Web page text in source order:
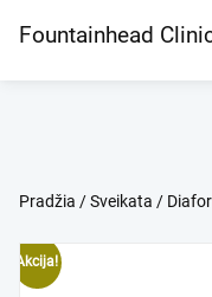
Fountainhead
Pradžia /Sveikata /
Akcija!